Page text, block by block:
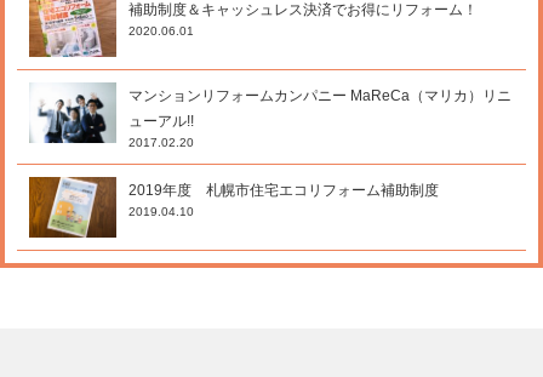
補助制度＆キャッシュレス決済でお得にリフォーム！
2020.06.01
マンションリフォームカンパニー MaReCa（マリカ）リニ
ューアル!!
2017.02.20
2019年度 札幌市住宅エコリフォーム補助制度
2019.04.10